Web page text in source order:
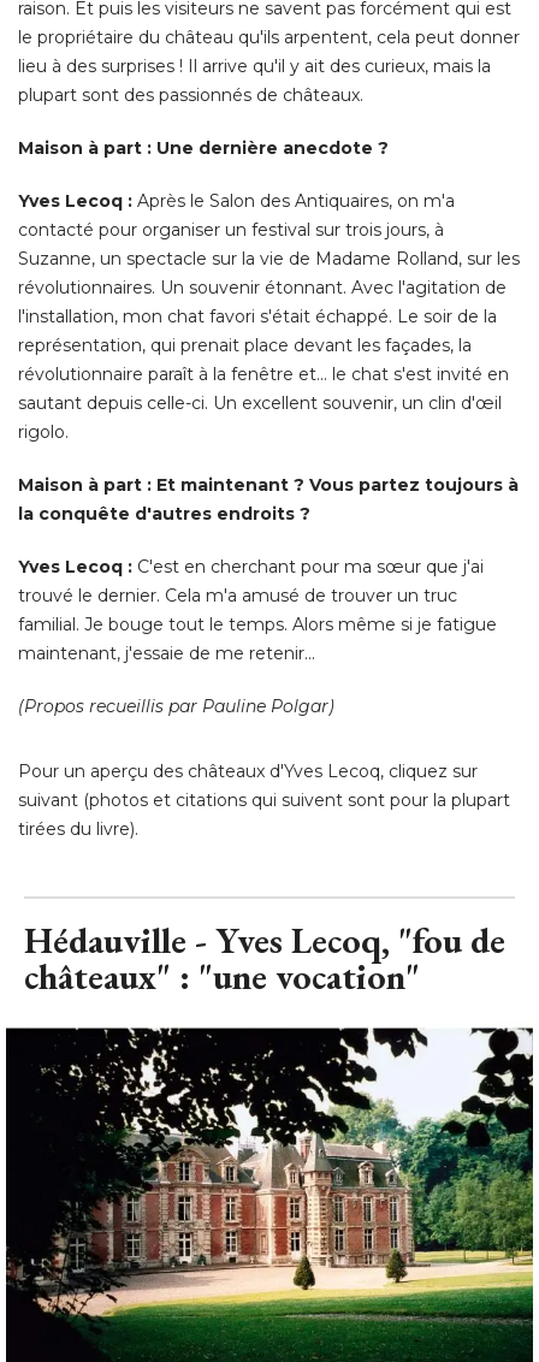
Maison à part : Une dernière anecdote ?
Yves Lecoq :
Après le Salon des Antiquaires, on m'a
Suzanne, un spectacle sur la vie de Madame Rolland, sur les
l'installation, mon chat favori s'était échappé. Le soir de la
représentation, qui prenait place devant les façades, la
révolutionnaire paraît à la fenêtre et... le chat s'est invité en
sautant depuis celle-ci. Un excellent souvenir, un clin d'œil
rigolo.
Maison à part : Et maintenant ? Vous partez toujours à
la conquête d'autres endroits ?
trouvé le dernier. Cela m'a amusé de trouver un truc
familial. Je bouge tout le temps. Alors même si je fatigue
(Propos recueillis par Pauline Polgar)
Pour un aperçu des châteaux d'Yves Lecoq, cliquez sur
tirées du livre).
Hédauville - Yves Lecoq, "fou de
Yves Lecoq fou de châteaux© ph Roland Beaufre - Ed. Chêne
Première acquisition d'Yves Lecoq. "Malgré les fuites dans